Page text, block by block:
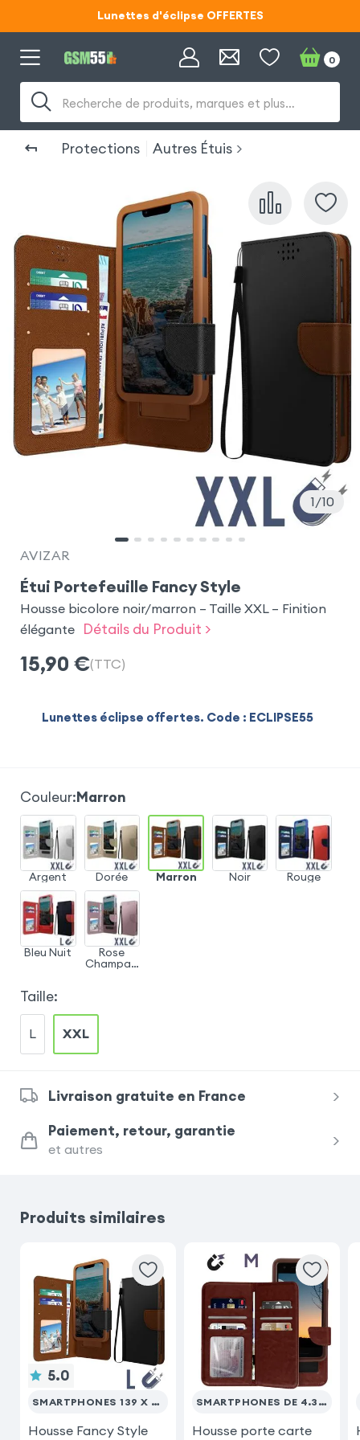
Lunettes d'éclipse OFFERTES
Code ECLIPSE55
Code ECLIPSE55
Recherche de produits, marques et plus…
0
Protections Autres Étuis
1 10
AVIZAR
Étui Portefeuille Fancy Style
Housse bicolore noir/marron – Taille XXL – Finition
élégante
Détails du Produit >
15,90 €(TTC)
Lunettes éclipse offertes. Code : ECLIPSE55
Couleur:Marron
Argent Dorée Marron Noir Rouge
Bleu Nuit Rose
Champag
Taille:
L XXL
Livraison gratuite en France
Paiement, retour, garantie
et autres
Produits similaires
5.0
SMARTPHONES 139 X 71 MM (MAX)
Housse Fancy Style
SMARTPHONES DE 4.3'' À 4.7''
Housse porte carte